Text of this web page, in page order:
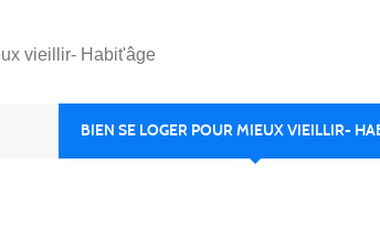
vieillir- Habit'âge
BIEN SE LOGER POUR MIEUX VIEILLIR-